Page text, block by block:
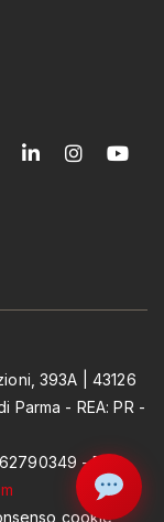
393A | 43126
Parma - REA: PR -
- PEC:
cookie